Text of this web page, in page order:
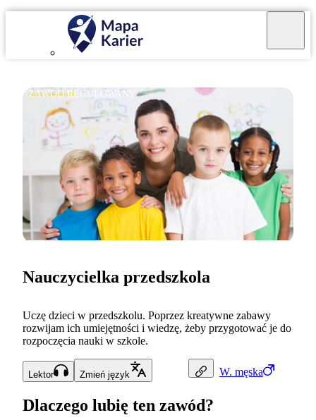
ZAWÓD REGULOWANY
W. męska
Nauczycielka przedszkola
Uczę dzieci w przedszkolu. Poprzez kreatywne zabawy
rozwijam ich umiejętności i wiedzę, żeby przygotować je do
rozpoczęcia nauki w szkole.
Lektor Zmień język
Dlaczego lubię ten zawód?